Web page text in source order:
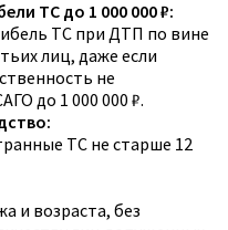
ТС до 1 000 000 ₽:
ТС при ДТП по вине
лиц, даже если
не
до 1 000 000 ₽.
ТС не старше 12
и возраста, без